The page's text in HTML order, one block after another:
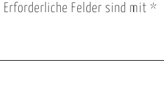
Erforderliche Felder sind mit *